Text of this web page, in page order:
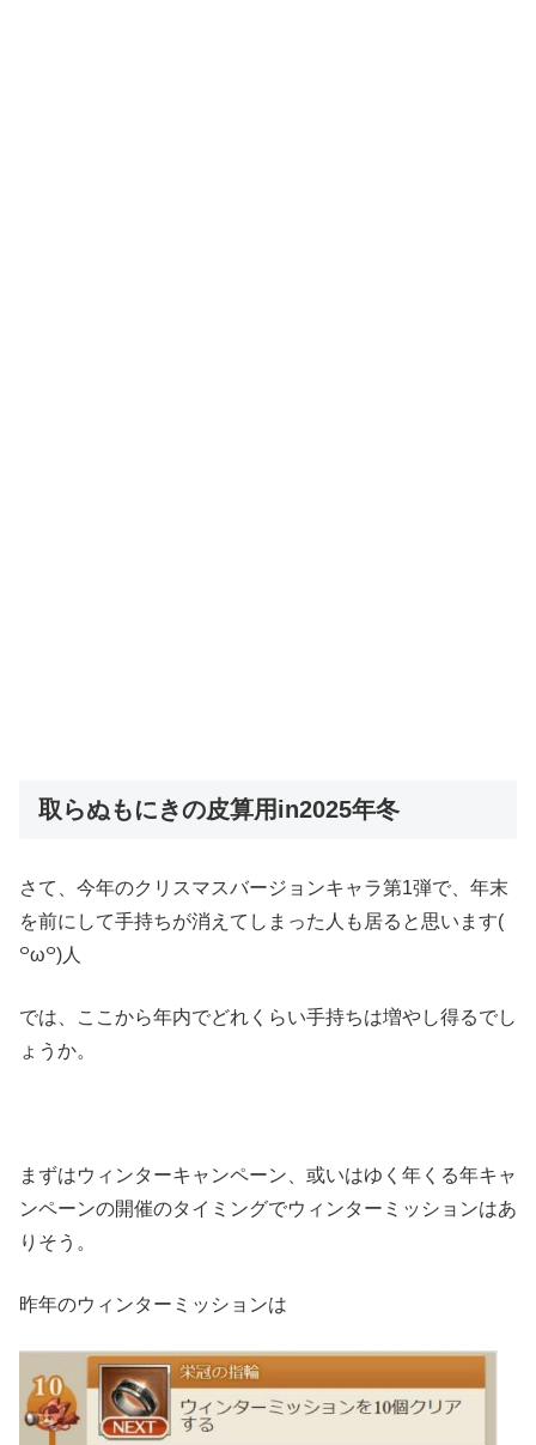
取らぬもにきの皮算用in2025年冬
さて、今年のクリスマスバージョンキャラ第1弾で、年末
を前にして手持ちが消えてしまった人も居ると思います(
꒪ω꒪)人
では、ここから年内でどれくらい手持ちは増やし得るでし
ょうか。
まずはウィンターキャンペーン、或いはゆく年くる年キャ
ンペーンの開催のタイミングでウィンターミッションはあ
りそう。
昨年のウィンターミッションは